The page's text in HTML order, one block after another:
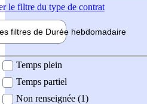
le filtre du type de contrat
filtres de Durée hebdomadaire
Temps plein
Temps partiel
Non renseignée (1)